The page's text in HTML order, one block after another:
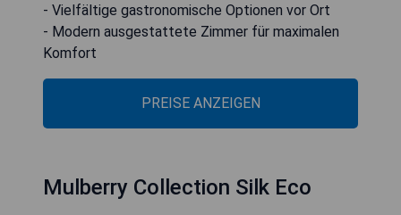
- Vielfältige gastronomische Optionen vor Ort
- Modern ausgestattete Zimmer für maximalen
Komfort
PREISE ANZEIGEN
Mulberry Collection Silk Eco